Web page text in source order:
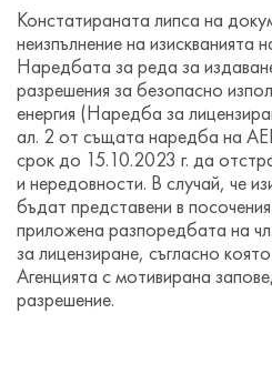
Констатираната липса на
неизпълнение на изискванията
Наредбата за реда за
разрешения за безопасно
енергия (Наредба за
ал. 2 от същата наредба на
срок до 15.10.2023 г. да
и нередовности. В случай, че
бъдат представени в
приложена разпоредбата на
за лицензиране, съгласно
Агенцията с мотивирана
разрешение.